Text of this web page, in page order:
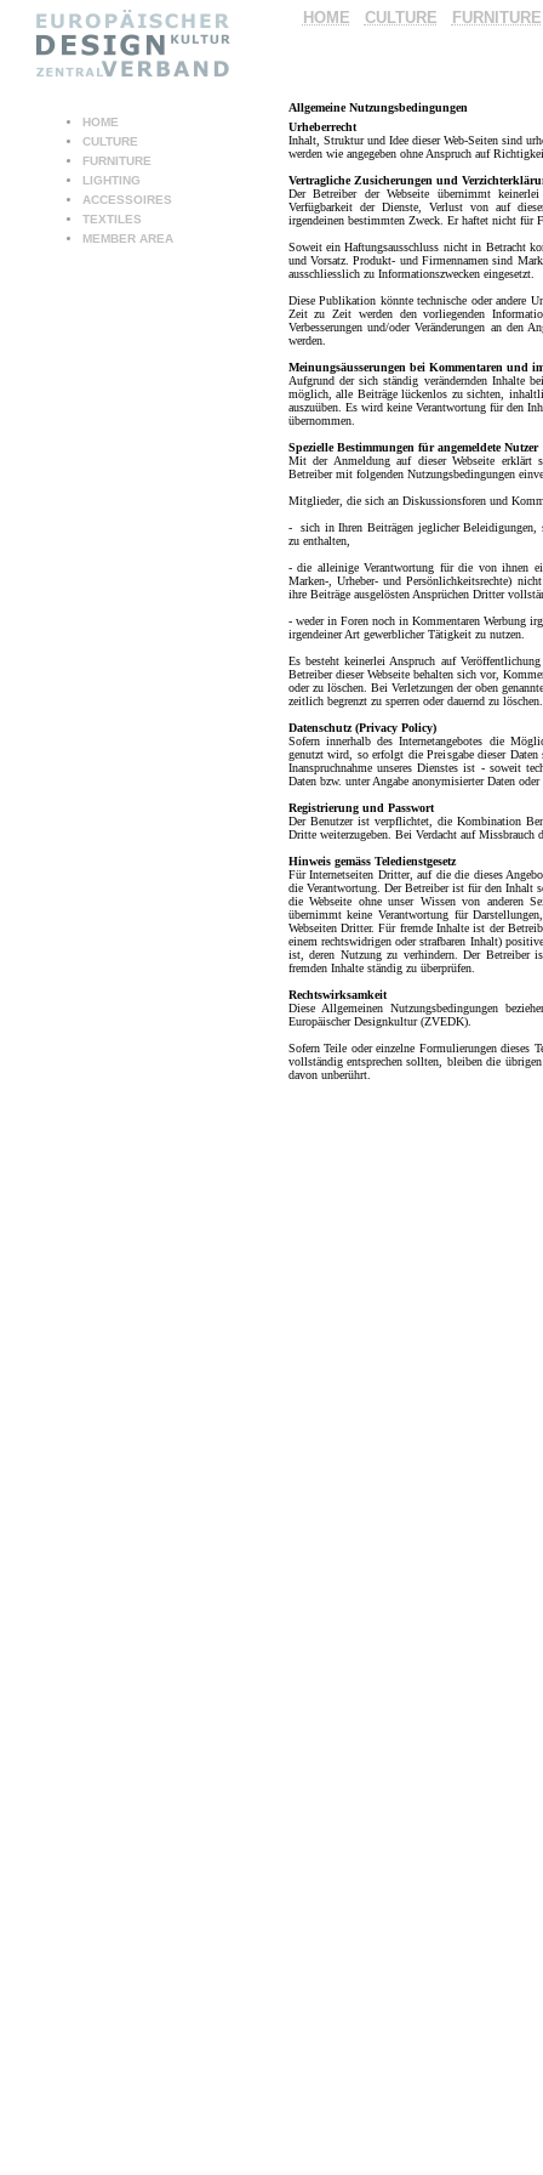
HOME CULTURE FURNITURE
Allgemeine Nutzungsbedingungen
Urheberrecht
Inhalt, Struktur und Idee dieser Web-Seiten sind
werden wie angegeben ohne Anspruch auf
Vertragliche Zusicherungen und
Der Betreiber der Webseite übernimmt
Verfügbarkeit der Dienste, Verlust von auf
irgendeinen bestimmten Zweck. Er haftet nicht für
Soweit ein Haftungsausschluss nicht in Betracht
und Vorsatz. Produkt- und Firmennamen sind
ausschliesslich zu Informationszwecken eingesetzt.
Diese Publikation könnte technische oder andere
Zeit zu Zeit werden den vorliegenden
Verbesserungen und/oder Veränderungen an den
werden.
Meinungsäusserungen bei Kommentaren und
Aufgrund der sich ständig verändernden Inhalte
möglich, alle Beiträge lückenlos zu sichten,
auszuüben. Es wird keine Verantwortung für den
übernommen.
Spezielle Bestimmungen für angemeldete Nutzer
Mit der Anmeldung auf dieser Webseite erklärt
Betreiber mit folgenden Nutzungsbedingungen
Mitglieder, die sich an Diskussionsforen und
- sich in Ihren Beiträgen jeglicher Beleidigungen,
zu enthalten,
- die alleinige Verantwortung für die von ihnen
Marken-, Urheber- und Persönlichkeitsrechte)
ihre Beiträge ausgelösten Ansprüchen Dritter
- weder in Foren noch in Kommentaren Werbung
irgendeiner Art gewerblicher Tätigkeit zu nutzen.
Es besteht keinerlei Anspruch auf
Betreiber dieser Webseite behalten sich vor,
oder zu löschen. Bei Verletzungen der oben
zeitlich begrenzt zu sperren oder dauernd zu löschen.
Datenschutz (Privacy Policy)
Sofern innerhalb des Internetangebotes die
genutzt wird, so erfolgt die Preisgabe dieser
Inanspruchnahme unseres Dienstes ist - soweit
Daten bzw. unter Angabe anonymisierter Daten
Registrierung und Passwort
Der Benutzer ist verpflichtet, die Kombination
Dritte weiterzugeben. Bei Verdacht auf Missbrauch
Hinweis gemäss Teledienstgesetz
Für Internetseiten Dritter, auf die die dieses
die Verantwortung. Der Betreiber ist für den Inhalt
die Webseite ohne unser Wissen von anderen
übernimmt keine Verantwortung für
Webseiten Dritter. Für fremde Inhalte ist der
einem rechtswidrigen oder strafbaren Inhalt)
ist, deren Nutzung zu verhindern. Der Betreiber
fremden Inhalte ständig zu überprüfen.
Rechtswirksamkeit
Diese Allgemeinen Nutzungsbedingungen
Europäischer Designkultur (ZVEDK).
Sofern Teile oder einzelne Formulierungen dieses
vollständig entsprechen sollten, bleiben die
davon unberührt.
HOME
CULTURE
FURNITURE
LIGHTING
ACCESSOIRES
TEXTILES
MEMBER AREA